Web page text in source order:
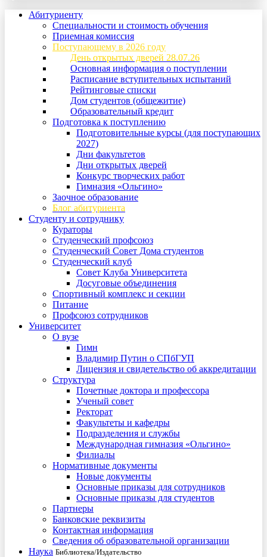
Абитуриенту
Специальности и стоимость обучения
Приемная комиссия
Поступающему в 2026 году
День открытых дверей 28.07.26
Основная информация о поступлении
Расписание вступительных испытаний
Рейтинговые списки
Дом студентов (общежитие)
Образовательный кредит
Подготовка к поступлению
Подготовительные курсы (для поступающих
2027)
Дни факультетов
Дни открытых дверей
Конкурс творческих работ
Гимназия «Ольгино»
Заочное образование
Блог абитуриента
Студенту и сотруднику
Кураторы
Студенческий профсоюз
Студенческий Совет Дома студентов
Студенческий клуб
Совет Клуба Университета
Досуговые объединения
Спортивный комплекс и секции
Питание
Профсоюз сотрудников
Университет
О вузе
Гимн
Владимир Путин о СПбГУП
Лицензия и свидетельство об аккредитации
Структура
Почетные доктора и профессора
Ученый совет
Ректорат
Факультеты и кафедры
Подразделения и службы
Международная гимназия «Ольгино»
Филиалы
Нормативные документы
Новые документы
Основные приказы для сотрудников
Основные приказы для студентов
Партнеры
Банковские реквизиты
Контактная информация
Сведения об образовательной организации
Наука Библиотека/Издательство